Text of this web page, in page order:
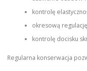
kontrolę
okresową
kontrolę docisku
Regularna konserwacja